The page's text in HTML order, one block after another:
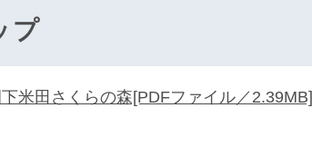
プ
米田さくらの森[PDFファイル／2.39MB]